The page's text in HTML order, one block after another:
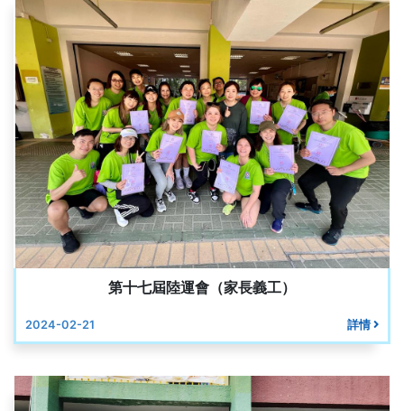
第十七屆陸運會（家長義工）
2024-02-21 詳情